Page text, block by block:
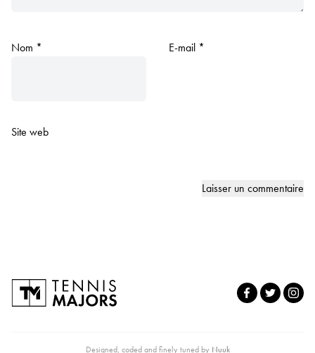
Nom * E-mail *
Site web
Designed, coded and finely tuned by Nuuk